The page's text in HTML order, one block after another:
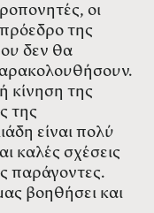
οι
της
δεν θα
κίνηση της
της
είναι πολύ
καλές σχέσεις
παράγοντες.
βοηθήσει και